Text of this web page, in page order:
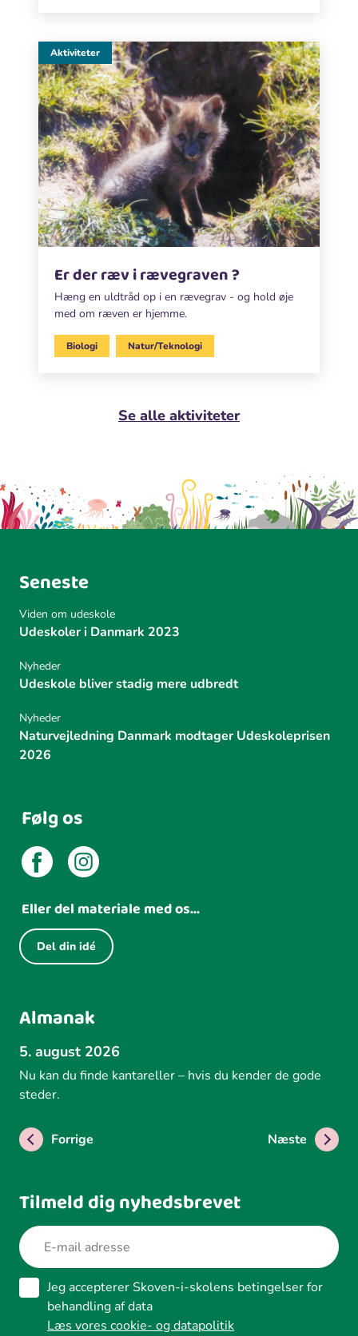
Er der ræv i rævegraven ?
Hæng en uldtråd op i en rævegrav - og hold øje
med om ræven er hjemme.
Aktiviteter
Biologi Natur/Teknologi
Se alle aktiviteter
Seneste
Viden om udeskole
Udeskoler i Danmark 2023
Nyheder
Udeskole bliver stadig mere udbredt
Nyheder
Naturvejledning Danmark modtager Udeskoleprisen
2026
Følg os
Eller del materiale med os...
Del din idé
Almanak
5. august 2026
Nu kan du finde kantareller – hvis du kender de gode
steder.
Forrige Næste
Tilmeld dig nyhedsbrevet
Jeg accepterer Skoven-i-skolens betingelser for
behandling af data
Læs vores cookie- og datapolitik